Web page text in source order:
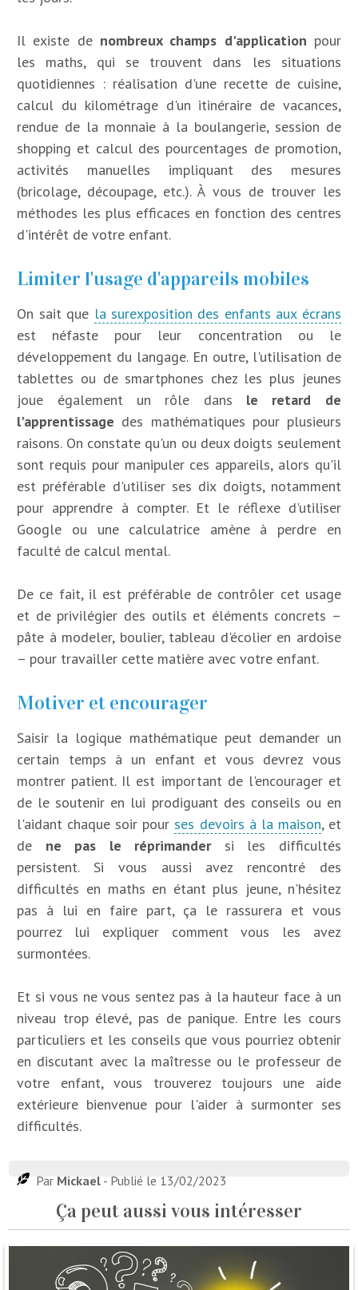
Il existe de nombreux champs d'application pour
les maths, qui se trouvent dans les situations
quotidiennes : réalisation d'une recette de cuisine,
calcul du kilométrage d'un itinéraire de vacances,
rendue de la monnaie à la boulangerie, session de
shopping et calcul des pourcentages de promotion,
activités manuelles impliquant des mesures
(bricolage, découpage, etc.). À vous de trouver les
méthodes les plus efficaces en fonction des centres
d'intérêt de votre enfant.
Limiter l'usage d'appareils mobiles
On sait que la surexposition des enfants aux écrans
est néfaste pour leur concentration ou le
développement du langage. En outre, l'utilisation de
tablettes ou de smartphones chez les plus jeunes
joue également un rôle dans le retard de
l'apprentissage des mathématiques pour plusieurs
raisons. On constate qu'un ou deux doigts seulement
sont requis pour manipuler ces appareils, alors qu'il
est préférable d'utiliser ses dix doigts, notamment
pour apprendre à compter. Et le réflexe d'utiliser
Google ou une calculatrice amène à perdre en
faculté de calcul mental.
De ce fait, il est préférable de contrôler cet usage
et de privilégier des outils et éléments concrets –
pâte à modeler, boulier, tableau d'écolier en ardoise
– pour travailler cette matière avec votre enfant.
Motiver et encourager
Saisir la logique mathématique peut demander un
certain temps à un enfant et vous devrez vous
montrer patient. Il est important de l'encourager et
de le soutenir en lui prodiguant des conseils ou en
l'aidant chaque soir pourses devoirs à la maison, et
de ne pas le réprimandersi les difficultés
persistent. Si vous aussi avez rencontré des
difficultés en maths en étant plus jeune, n'hésitez
pas à lui en faire part, ça le rassurera et vous
pourrez lui expliquer comment vous les avez
surmontées.
Et si vous ne vous sentez pas à la hauteur face à un
niveau trop élevé, pas de panique. Entre les cours
particuliers et les conseils que vous pourriez obtenir
en discutant avec la maîtresse ou le professeur de
votre enfant, vous trouverez toujours une aide
extérieure bienvenue pour l'aider à surmonter ses
difficultés.
Par Mickael - Publié le 13/02/2023
Ça peut aussi vous intéresser